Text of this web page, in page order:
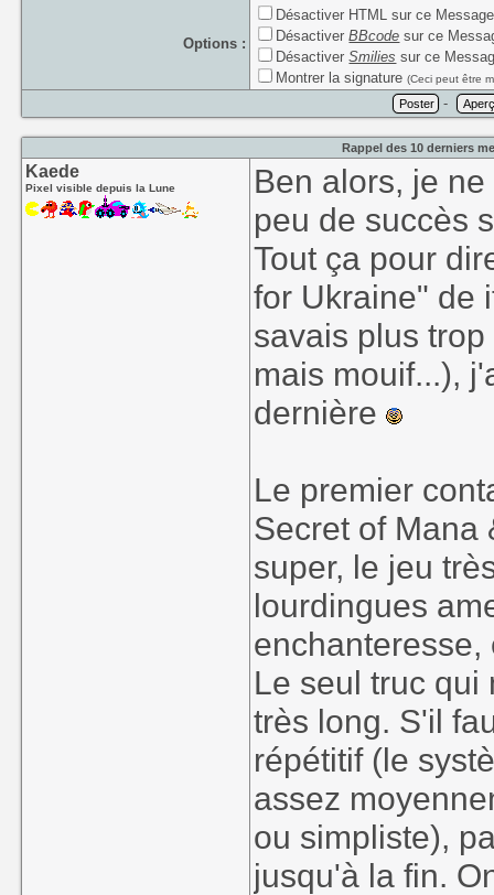
Options :
Désactiver HTML sur ce Message
DésactiverBBcode sur ce
DésactiverSmilies sur ce
Montrer la signature(Ceci peut être
-
Rappel des 10 derniers
Kaede
Pixel visible depuis la Lune
Ben alors, je
peu de succès
Tout ça pour
for Ukraine" de
savais plus
mais mouif...),
dernière
Le premier
Secret of Mana
super, le jeu
lourdingues
Le seul truc qui
très long. S'il
répétitif (le
assez
ou simpliste),
jusqu'à la fin.